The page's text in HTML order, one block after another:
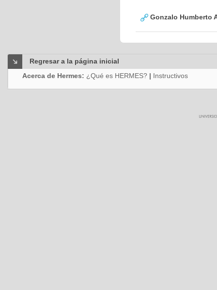
Gonzalo Humberto
Regresar a la página inicial
Acerca de Hermes: ¿Qué es HERMES? | Instructivos